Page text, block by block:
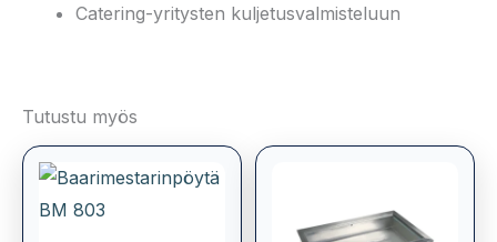
Catering-yritysten kuljetusvalmisteluun
Tutustu myös